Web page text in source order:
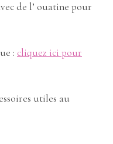
de l’ ouatine pour
: cliquez ici pour
utiles au